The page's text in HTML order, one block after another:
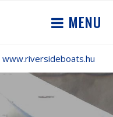
MENU
www.riversideboats.hu